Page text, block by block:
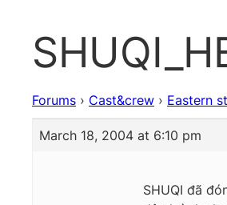
Forums › Cast&crew › Eastern
March 18, 2004 at 6:10 pm
SHUQI đã